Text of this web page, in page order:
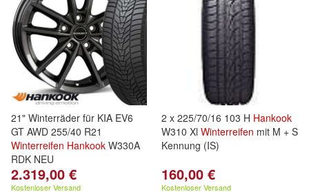
21" Winterräder für KIA EV6
GT AWD 255/40 R21
Winterreifen Hankook W330A
RDK NEU
2.319,00 €
Kostenloser Versand
2 x 225/70/16 103 H Hankook
W310 Xl Winterreifen mit M + S
Kennung (IS)
160,00 €
Kostenloser Versand